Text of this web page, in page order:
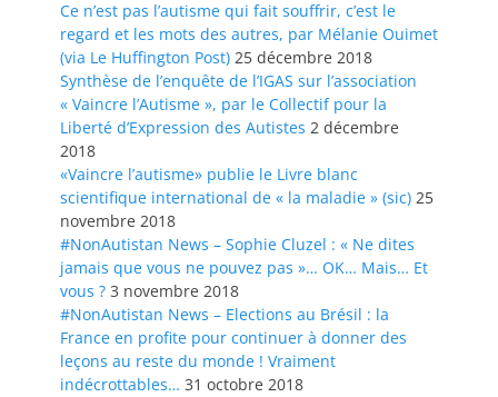
Ce n’est pas l’autisme qui fait souffrir, c’est le
regard et les mots des autres, par Mélanie Ouimet
(via Le Huffington Post) 25 décembre 2018
Synthèse de l’enquête de l’IGAS sur l’association
« Vaincre l’Autisme », par le Collectif pour la
Liberté d’Expression des Autistes 2 décembre
2018
«Vaincre l’autisme» publie le Livre blanc
scientifique international de « la maladie » (sic) 25
novembre 2018
#NonAutistan News – Sophie Cluzel : « Ne dites
jamais que vous ne pouvez pas »… OK… Mais… Et
vous ? 3 novembre 2018
#NonAutistan News – Elections au Brésil : la
France en profite pour continuer à donner des
leçons au reste du monde ! Vraiment
indécrottables… 31 octobre 2018